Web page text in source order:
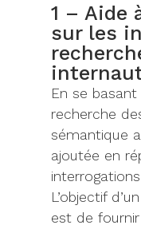
1 – Aide
sur les
En se
recherche
sémantique
ajoutée en
L’objectif
est de